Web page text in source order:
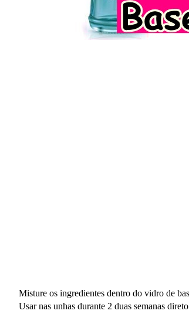
Misture os ingredientes dentro do vidro de
Usar nas unhas durante 2 duas semanas